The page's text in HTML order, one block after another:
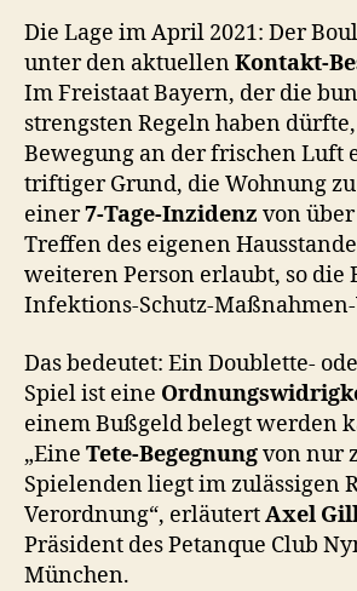
Die Lage im April 2021: Der
unter den aktuellenKontakt-
Im Freistaat Bayern, der die
strengsten Regeln haben
Bewegung an der frischen Luft
triftiger Grund, die Wohnung
einer7-Tage-Inzidenz von
Treffen des eigenen
weiteren Person erlaubt, so die
Infektions-Schutz-
Das bedeutet: Ein Doublette-
Spiel ist eine
einem Bußgeld belegt werden
„Eine Tete-Begegnungvon nur
Spielenden liegt im zulässigen
Verordnung“, erläutertAxel
Präsident des Petanque Club
München.